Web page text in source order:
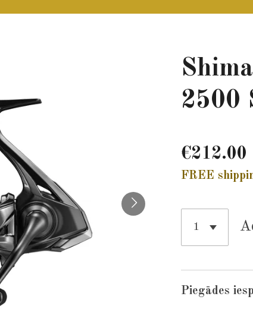
2500
€212.00
FREE
Piegādes